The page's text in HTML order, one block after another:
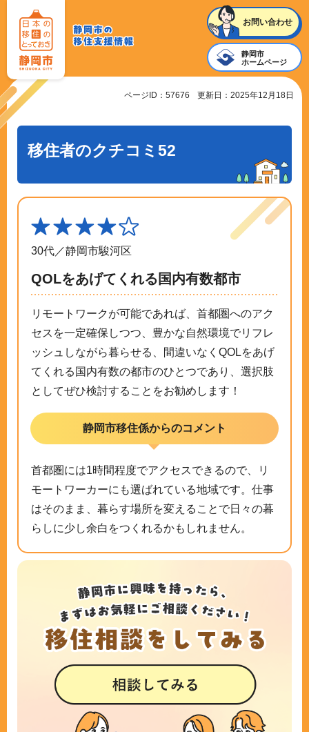
静岡
市の
移住
支援
情報
静岡市
お問い合わせ
静岡市
ホームページ
ページID：57676 更新日：2025年12月18日
移住者のクチコミ52
30代 ／静岡市駿河区
QOLをあげてくれる国内有数都市
リモートワークが可能であれば、首都圏へのアク
セスを一定確保しつつ、豊かな自然環境でリフレ
ッシュしながら暮らせる、間違いなくQOLをあげ
てくれる国内有数の都市のひとつであり、選択肢
としてぜひ検討することをお勧めします！
静岡市移住係からのコメント
首都圏には1時間程度でアクセスできるので、リ
モートワーカーにも選ばれている地域です。仕事
はそのまま、暮らす場所を変えることで日々の暮
らしに少し余白をつくれるかもしれません。